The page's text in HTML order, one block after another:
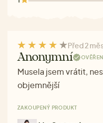
Před 2
Anonymní
Musela jsem vrátit,
objemnější
ZAKOUPENÝ PRODUKT